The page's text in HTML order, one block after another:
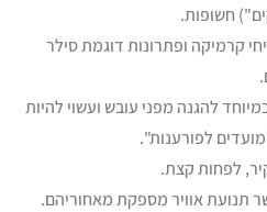
חשופות.
קרמיקה ופתרונות דוגמת סילר
להגנה מפני עובש ועשוי להיות
לפורענות".
לפחות קצת.
תנועת אוויר מספקת מאחוריהם.